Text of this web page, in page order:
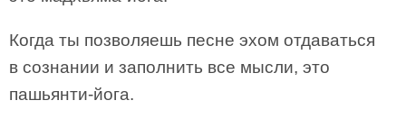
Когда ты позволяешь песне эхом отдаваться
в сознании и заполнить все мысли, это
пашьянти-йога.